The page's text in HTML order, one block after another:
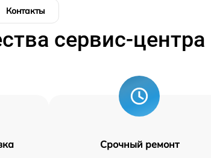
Контакты
сервис-центра
Срочный ремонт